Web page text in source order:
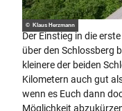
© Klaus Herzmann
Der Einstieg in die
über den Schlossberg
kleinere der beiden
Kilometern auch gut
wenn es Euch dann
Möglichkeit